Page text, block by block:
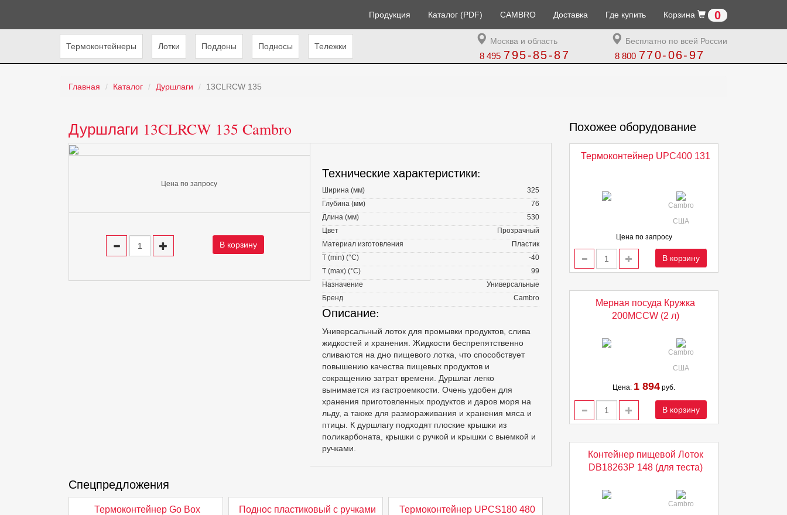
Продукция Каталог (PDF) CAMBRO Доставка Где купить Корзина 0
Термоконтейнеры Лотки Поддоны Подносы Тележки
Бесплатно по всей России
8 800 770-06-97
Москва и область
8 495 795-85-87
Главная Каталог Дуршлаги 13CLRCW 135
Дуршлаги 13CLRCW 135 Cambro
Цена по запросу
В корзину
Технические характеристики:
Ширина (мм)
325
Глубина (мм)
76
Длина (мм)
530
Цвет
Прозрачный
Материал изготовления
Пластик
T (min) (°С)
-40
T (max) (°С)
99
Назначение
Универсальные
Бренд
Cambro
Описание:
Универсальный лоток для промывки продуктов, слива
жидкостей и хранения. Жидкости беспрепятственно
сливаются на дно пищевого лотка, что способствует
повышению качества пищевых продуктов и
сокращению затрат времени. Дуршлаг легко
вынимается из гастроемкости. Очень удобен для
хранения приготовленных продуктов и даров моря на
льду, а также для размораживания и хранения мяса и
птицы. К дуршлагу подходят плоские крышки из
поликарбоната, крышки с ручкой и крышки с выемкой и
ручками.
Спецпредложения
Термоконтейнер Go Box
Поднос пластиковый с ручками
Термоконтейнер UPCS180 480
Похожее оборудование
Термоконтейнер UPC400 131
Cambro
США
Цена по запросу
В корзину
Мерная посуда Кружка
200MCCW (2 л)
Cambro
США
Цена: 1 894 руб.
В корзину
Контейнер пищевой Лоток
DB18263P 148 (для теста)
Cambro